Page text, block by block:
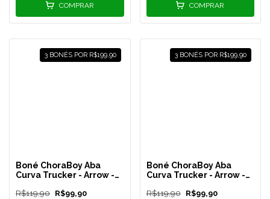
COMPRAR COMPRAR
3 BONÉS POR R$199,90
Boné ChoraBoy Aba
Curva Trucker - Arrow -
R$119,90 R$99,90
3 BONÉS POR R$199,90
Boné ChoraBoy Aba
Curva Trucker - Arrow -
R$119,90 R$99,90